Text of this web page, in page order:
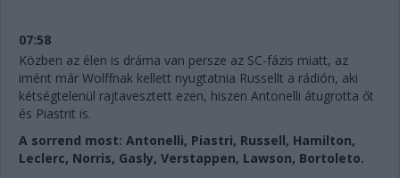
07:58
Közben az élen is dráma van persze az SC-fázis miatt, az
imént már Wolffnak kellett nyugtatnia Russellt a rádión, aki
kétségtelenül rajtavesztett ezen, hiszen Antonelli átugrotta őt
és Piastrit is.
A sorrend most: Antonelli, Piastri, Russell, Hamilton,
Leclerc, Norris, Gasly, Verstappen, Lawson, Bortoleto.